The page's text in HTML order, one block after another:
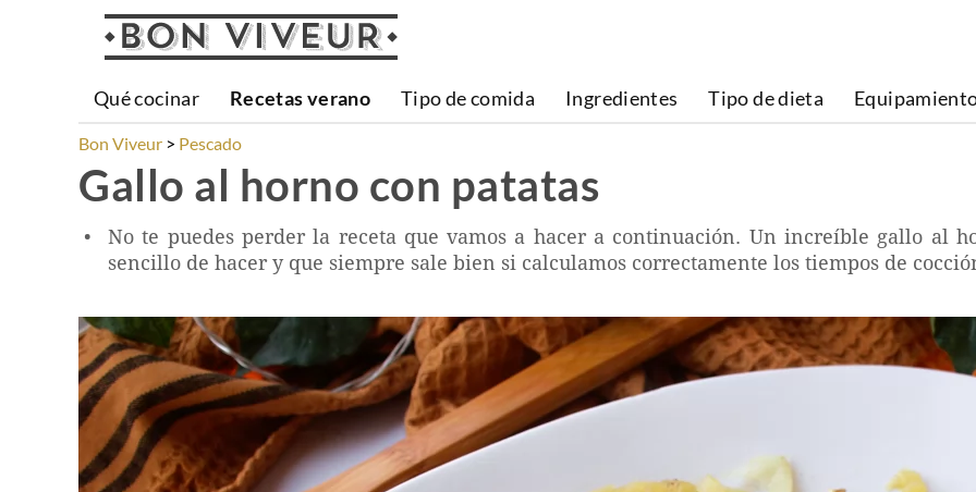
Qué cocinar Recetas verano Tipo de comida Ingredientes Tipo de dieta
Bon Viveur Pescado
Gallo al horno con patatas
No te puedes perder la receta que vamos a hacer a continuación. Un increíble gallo al
sencillo de hacer y que siempre sale bien si calculamos correctamente los tiempos de